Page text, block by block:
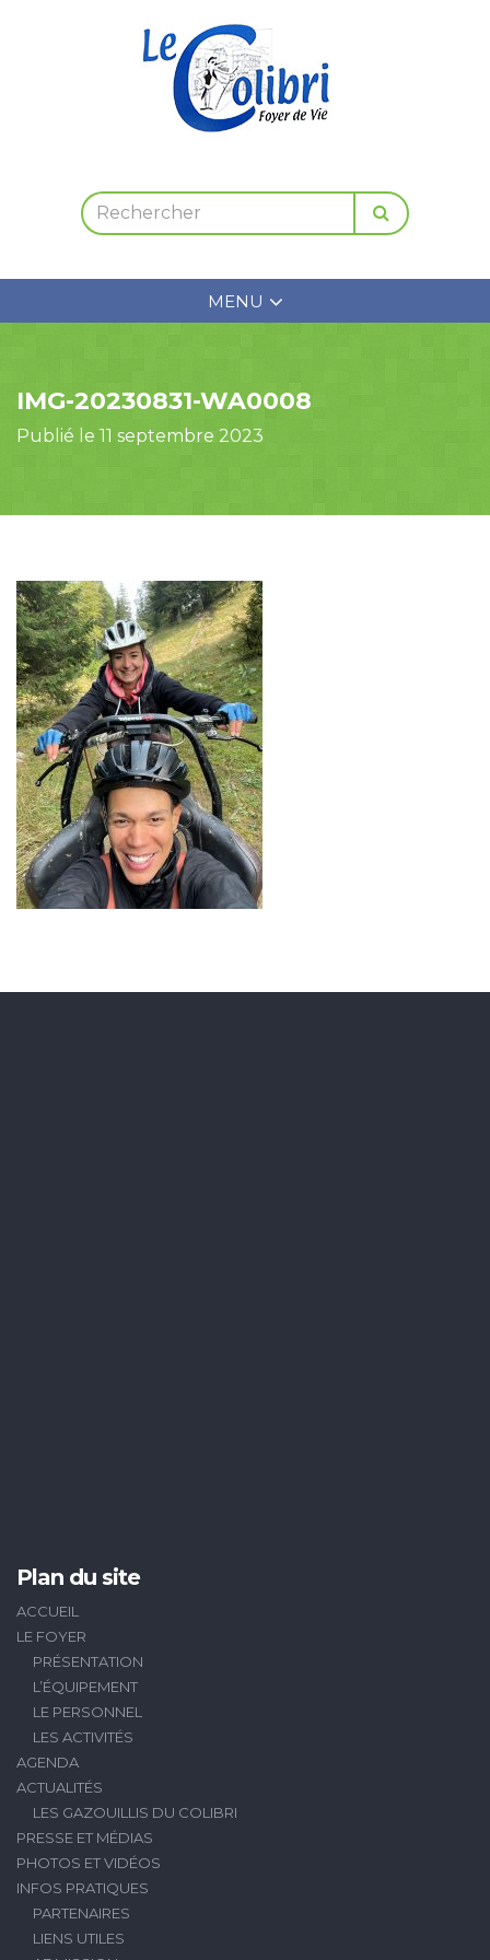
MENU
IMG-20230831-WA0008
Publié le 11 septembre 2023
Plan du site
ACCUEIL
LE FOYER
PRÉSENTATION
L’ÉQUIPEMENT
LE PERSONNEL
LES ACTIVITÉS
AGENDA
ACTUALITÉS
LES GAZOUILLIS DU COLIBRI
PRESSE ET MÉDIAS
PHOTOS ET VIDÉOS
INFOS PRATIQUES
PARTENAIRES
LIENS UTILES